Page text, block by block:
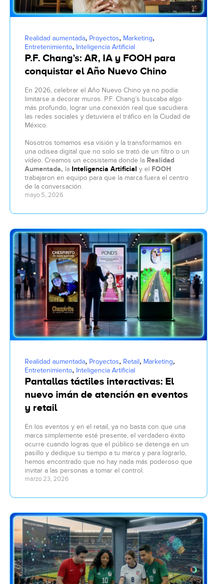
Realidad aumentada, Proyectos, Marketing,
Entretenimiento, Inteligencia Artificial
P.F. Chang’s: AR, IA y FOOH para
conquistar el Año Nuevo Chino
En 2026, celebrar el Año Nuevo Chino ya no podía
limitarse a decorar muros. P.F. Chang’s buscaba algo
más profundo, lograr una conexión real que sacudiera
las redes sociales y detuviera el tráfico en la Ciudad de
México.
Nosotros tomamos esa visión y la transformamos en
una odisea digital que no solo se trató de un filtro o un
vídeo. Creamos un ecosistema donde la Realidad
Aumentada, la Inteligencia Artificial y el FOOH
trabajaron en equipo para que la marca fuera el centro
de la conversación.
mayo 5, 2026
Realidad aumentada, Proyectos, Retail, Marketing,
Entretenimiento, Inteligencia Artificial
Pantallas táctiles interactivas: El
nuevo imán de atención en eventos
y retail
En los eventos y en el retail, ya no basta con que una
marca simplemente esté presente, el verdadero éxito
ocurre cuando logras que el público se detenga en un
pasillo y dedique su tiempo a tu marca y para lograrlo,
hemos encontrado que no hay nada más poderoso que
invitar a las personas a tomar el control.
marzo 23, 2026